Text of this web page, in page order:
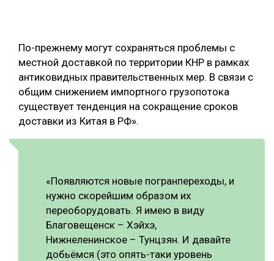
По-прежнему могут сохраняться проблемы с
местной доставкой по территории КНР в рамках
антиковидных правительственных мер. В связи с
общим снижением импортного грузопотока
существует тенденция на сокращение сроков
доставки из Китая в РФ».
«Появляются новые погранпереходы, и
нужно скорейшим образом их
переоборудовать. Я имею в виду
Благовещенск – Хэйхэ,
Нижнеленинское – Тунцзян. И давайте
добьёмся (это опять-таки уровень